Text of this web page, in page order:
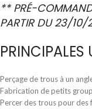
** PRÉ-
PARTIR DU 23/
PRINCIPALES
Perçage de trous à un
Fabrication de petits
Percer des trous pour des